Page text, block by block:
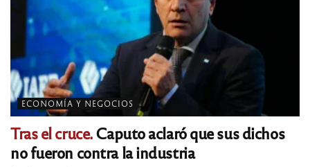
ECONOMÍA Y NEGOCIOS
Tras el cruce.Caputo aclaró que sus dichos
no fueron contra la industria